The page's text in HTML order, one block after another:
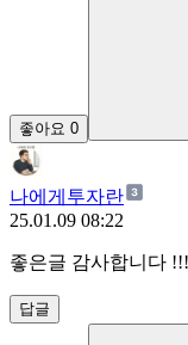
좋아요 0
나에게투자란
25.01.09 08:22
좋은글 감사합니다
답글